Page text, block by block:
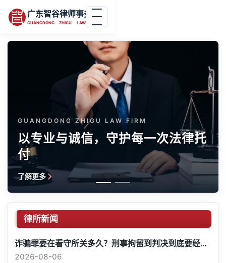
广东智谷律师事务所
GUANGDONG ZHIGU LAW FIRM
GUANGDONG ZHIGU LAW FIRM
以专业与诚信，守护每一次法律托
付
了解更多
律所新闻
诈骗罪要在看守所关多久？刑事拘留到判决到底要经历哪些阶段
2026-08-06